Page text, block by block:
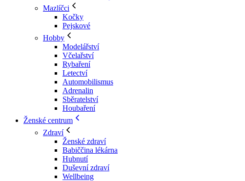
Mazlíčci
Kočky
Pejskové
Hobby
Modelářství
Včelařství
Rybaření
Letectví
Automobilismus
Adrenalin
Sběratelství
Houbaření
Ženské centrum
Zdraví
Ženské zdraví
Babiččina lékárna
Hubnutí
Duševní zdraví
Wellbeing